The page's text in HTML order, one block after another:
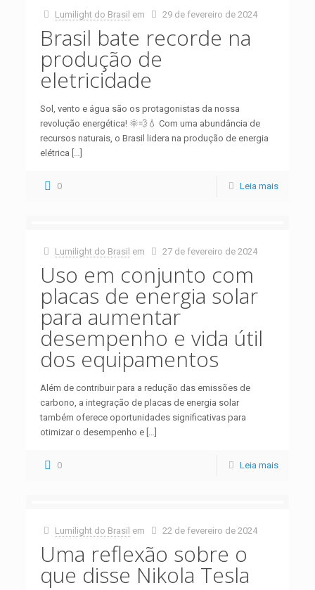
Lumilight do Brasil em 29 de fevereiro de 2024
Brasil bate recorde na
produção de
eletricidade
Sol, vento e água são os protagonistas da nossa
revolução energética! 🌞💨💧 Com uma abundância de
recursos naturais, o Brasil lidera na produção de energia
elétrica […]
0 Leia mais
Lumilight do Brasil em 27 de fevereiro de 2024
Uso em conjunto com
placas de energia solar
para aumentar
desempenho e vida útil
dos equipamentos
Além de contribuir para a redução das emissões de
carbono, a integração de placas de energia solar
também oferece oportunidades significativas para
otimizar o desempenho e […]
0 Leia mais
Lumilight do Brasil em 22 de fevereiro de 2024
Uma reflexão sobre o
que disse Nikola Tesla